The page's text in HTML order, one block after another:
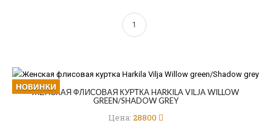
1
ЖЕНСКАЯ ФЛИСОВАЯ КУРТКА HARKILA VILJA WILLOW
GREEN/SHADOW GREY
Цена: 28800